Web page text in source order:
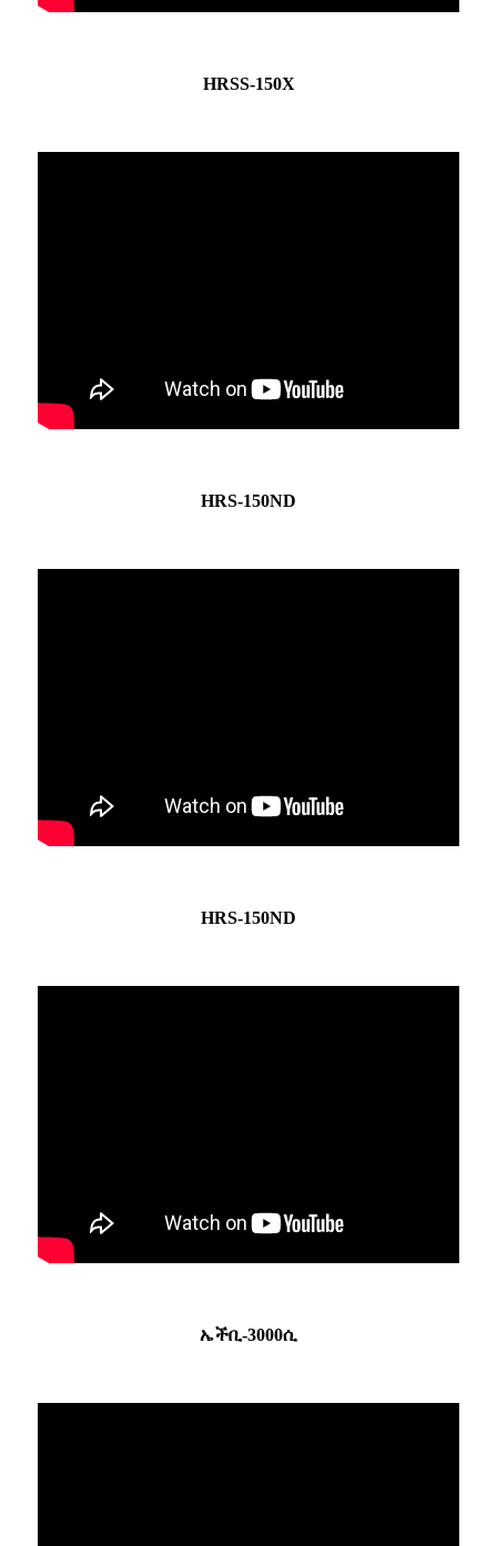
HRSS-150X
HRS-150ND
HRS-150ND
ኤችቢ-3000ሲ